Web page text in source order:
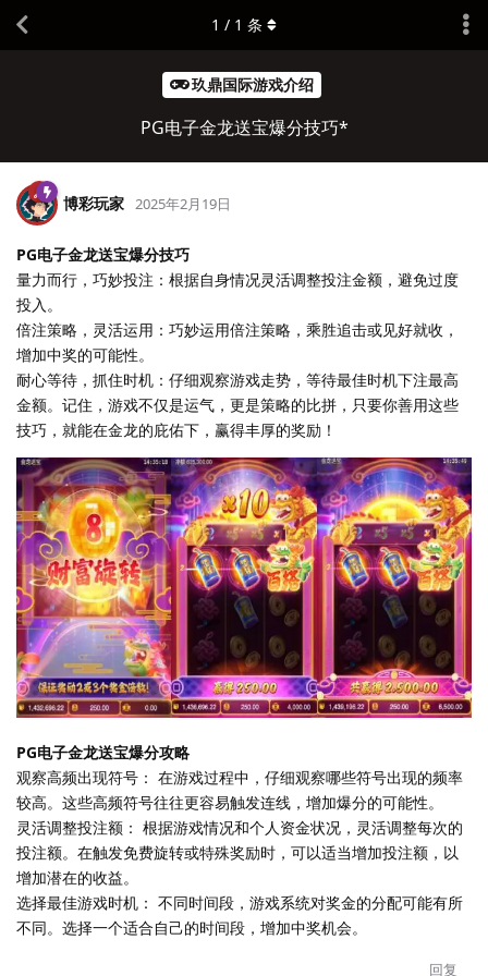
玖鼎国际游戏介绍
PG电子金龙送宝爆分技巧*
1 / 1 条
博彩玩家 2025年2月19日
PG电子金龙送宝爆分技巧
量力而行，巧妙投注：根据自身情况灵活调整投注金额，避免过度
投入。
倍注策略，灵活运用：巧妙运用倍注策略，乘胜追击或见好就收，
增加中奖的可能性。
耐心等待，抓住时机：仔细观察游戏走势，等待最佳时机下注最高
金额。记住，游戏不仅是运气，更是策略的比拼，只要你善用这些
技巧，就能在金龙的庇佑下，赢得丰厚的奖励！
PG电子金龙送宝爆分攻略
观察高频出现符号： 在游戏过程中，仔细观察哪些符号出现的频率
较高。这些高频符号往往更容易触发连线，增加爆分的可能性。
灵活调整投注额： 根据游戏情况和个人资金状况，灵活调整每次的
投注额。在触发免费旋转或特殊奖励时，可以适当增加投注额，以
增加潜在的收益。
选择最佳游戏时机： 不同时间段，游戏系统对奖金的分配可能有所
不同。选择一个适合自己的时间段，增加中奖机会。
回复